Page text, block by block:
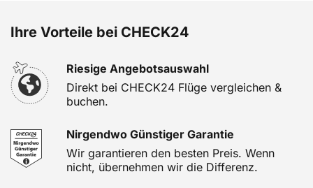
Ihre Vorteile bei CHECK24
Riesige Angebotsauswahl
Direkt bei CHECK24 Flüge vergleichen &
buchen.
Nirgendwo Günstiger Garantie
Wir garantieren den besten Preis. Wenn
nicht, übernehmen wir die Differenz.